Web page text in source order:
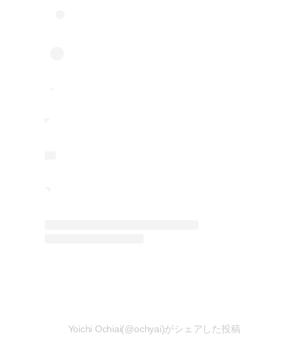
Yoichi Ochiai(@ochyai)がシェアした投稿